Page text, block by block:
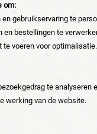
om:
gebruikservaring te
en bestellingen te
voeren voor optimalisatie.
te
werking van de website.